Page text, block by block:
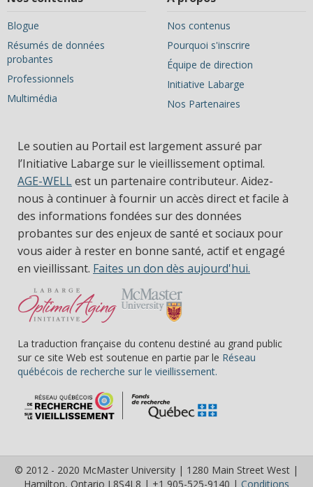
Blogue
Résumés de données
probantes
Professionnels
Multimédia
Nos contenus
Pourquoi s'inscrire
Équipe de direction
Initiative Labarge
Nos Partenaires
Le soutien au Portail est largement assuré par
l’Initiative Labarge sur le vieillissement optimal.
AGE-WELLest un partenaire contributeur. Aidez-
nous à continuer à fournir un accès direct et facile à
des informations fondées sur des données
probantes sur des enjeux de santé et sociaux pour
vous aider à rester en bonne santé, actif et engagé
en vieillissant. Faites un don dès aujourd'hui.
La traduction française du contenu destiné au grand public
sur ce site Web est soutenue en partie par le Réseau
québécois de recherche sur le vieillissement.
© 2012 - 2020 McMaster University | 1280 Main Street West |
Hamilton, Ontario L8S4L8 | +1 905-525-9140 | Conditions